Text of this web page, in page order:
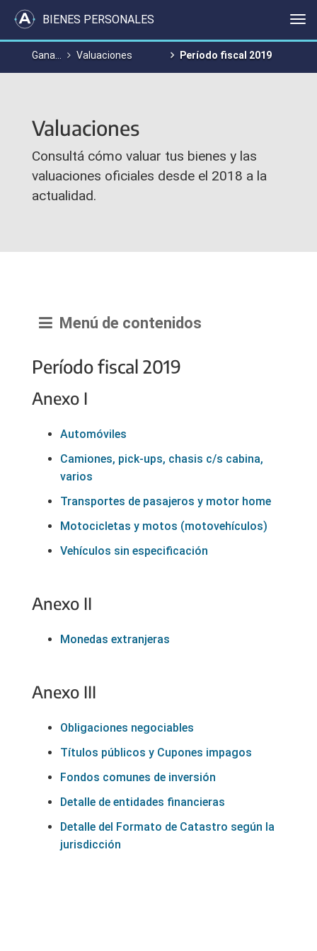
BIENES PERSONALES
Valuaciones Período fiscal 2019
Valuaciones
Consultá cómo valuar tus bienes y las
valuaciones oficiales desde el 2018 a la
actualidad.
Menú de contenidos
Período fiscal 2019
Anexo I
Automóviles
Camiones, pick-ups, chasis c/s cabina,
varios
Transportes de pasajeros y motor home
Motocicletas y motos (motovehículos)
Vehículos sin especificación
Anexo II
Monedas extranjeras
Anexo III
Obligaciones negociables
Títulos públicos y Cupones impagos
Fondos comunes de inversión
Detalle de entidades financieras
Detalle del Formato de Catastro según la
jurisdicción